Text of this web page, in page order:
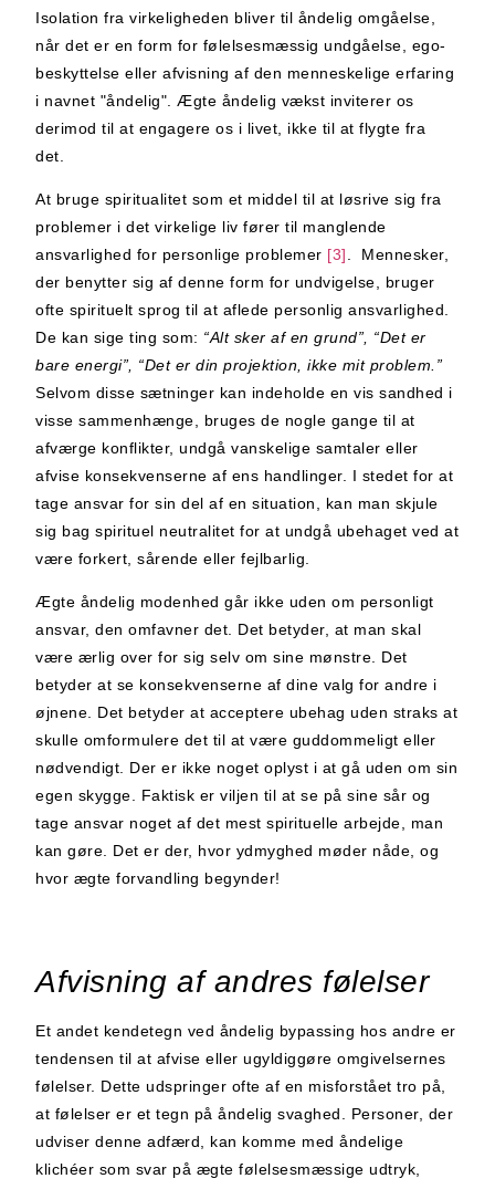
Isolation fra virkeligheden bliver til åndelig omgåelse,
når det er en form for følelsesmæssig undgåelse, ego-
beskyttelse eller afvisning af den menneskelige erfaring
i navnet "åndelig". Ægte åndelig vækst inviterer os
derimod til at engagere os i livet, ikke til at flygte fra
det.
At bruge spiritualitet som et middel til at løsrive sig fra
problemer i det virkelige liv fører til manglende
ansvarlighed for personlige problemer [3]
. Mennesker,
der benytter sig af denne form for undvigelse, bruger
ofte spirituelt sprog til at aflede personlig ansvarlighed.
De kan sige ting som: “Alt sker af en grund”, “Det er
bare energi”, “Det er din projektion, ikke mit problem.”
Selvom disse sætninger kan indeholde en vis sandhed i
visse sammenhænge, bruges de nogle gange til at
afværge konflikter, undgå vanskelige samtaler eller
afvise konsekvenserne af ens handlinger. I stedet for at
tage ansvar for sin del af en situation, kan man skjule
sig bag spirituel neutralitet for at undgå ubehaget ved at
være forkert, sårende eller fejlbarlig.
Ægte åndelig modenhed går ikke uden om personligt
ansvar, den omfavner det. Det betyder, at man skal
være ærlig over for sig selv om sine mønstre. Det
betyder at se konsekvenserne af dine valg for andre i
øjnene. Det betyder at acceptere ubehag uden straks at
skulle omformulere det til at være guddommeligt eller
nødvendigt. Der er ikke noget oplyst i at gå uden om sin
egen skygge. Faktisk er viljen til at se på sine sår og
tage ansvar noget af det mest spirituelle arbejde, man
kan gøre. Det er der, hvor ydmyghed møder nåde, og
hvor ægte forvandling begynder!
Afvisning af andres følelser
Et andet kendetegn ved åndelig bypassing hos andre er
tendensen til at afvise eller ugyldiggøre omgivelsernes
følelser. Dette udspringer ofte af en misforstået tro på,
at følelser er et tegn på åndelig svaghed. Personer, der
udviser denne adfærd, kan komme med åndelige
klichéer som svar på ægte følelsesmæssige udtryk,